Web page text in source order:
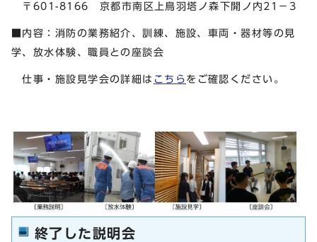
〒601-8166 京都市南区上鳥羽塔ノ森下開ノ内21－3
■内容：消防の業務紹介、訓練、施設、車両・器材等の見
学、放水体験、職員との座談会
仕事・施設見学会の詳細は こちら をご確認ください。
終了した説明会